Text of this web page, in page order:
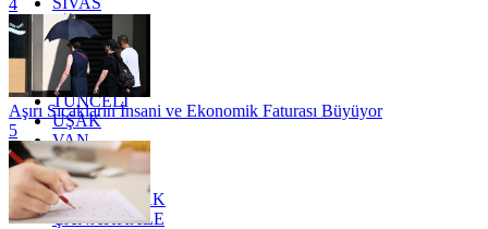
SİİRT
TEKİRDAĞ
TOKAT
TRABZON
TUNCELİ
UŞAK
VAN
YALOVA
YOZGAT
ZONGULDAK
ÇANAKKALE
Aşırı Sıcakların İnsani ve Ekonomik Faturası Büyüyor
5